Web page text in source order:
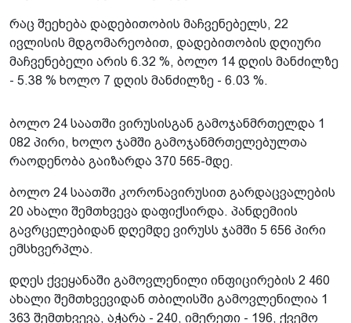
რაც შეეხება დადებითობის მაჩვენებელს, 22
ივლისის მდგომარეობით, დადებითობის დღიური
მაჩვენებელი არის 6.32 %, ბოლო 14 დღის მანძილზე
- 5.38 % ხოლო 7 დღის მანძილზე - 6.03 %.
ბოლო 24 საათში ვირუსისგან გამოჯანმრთელდა 1
082 პირი, ხოლო ჯამში გამოჯანმრთელებულთა
რაოდენობა გაიზარდა 370 565-მდე.
ბოლო 24 საათში კორონავირუსით გარდაცვალების
20 ახალი შემთხვევა დაფიქსირდა. პანდემიის
გავრცელებიდან დღემდე ვირუსს ჯამში 5 656 პირი
ემსხვერპლა.
დღეს ქვეყანაში გამოვლენილი ინფიცირების 2 460
ახალი შემთხვევიდან თბილისში გამოვლენილია 1
363 შემთხვევა, აჭარა - 240, იმერეთი - 196, ქვემო